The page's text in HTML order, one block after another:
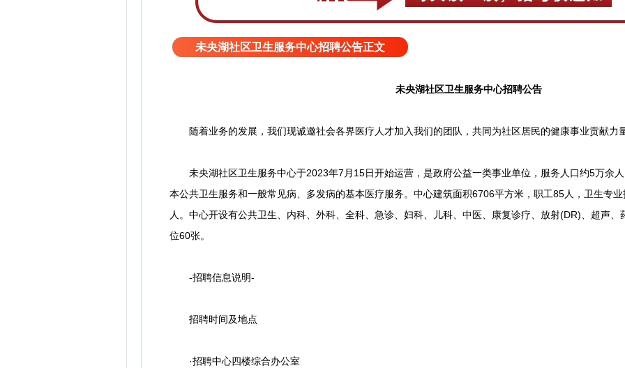
未央湖社区卫生服务中心招聘公告正文
未央湖社区卫生服务中心招聘公告
随着业务的发展，我们现诚邀社会各界医疗人才加入我们的团队，共同为社区居民的健康事业贡献力
未央湖社区卫生服务中心于2023年7月15日开始运营，是政府公益一类事业单位，服务人口约5万余
本公共卫生服务和一般常见病、多发病的基本医疗服务。中心建筑面积6706平方米，职工85人，卫生专
人。中心开设有公共卫生、内科、外科、全科、急诊、妇科、儿科、中医、康复诊疗、放射(DR)、超声
位60张。
-招聘信息说明-
招聘时间及地点
·招聘中心四楼综合办公室